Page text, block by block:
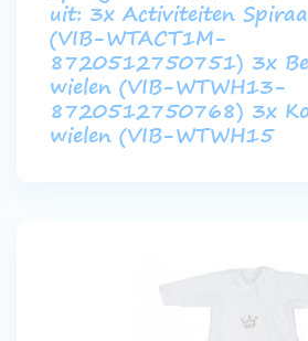
uit: 3x Activiteiten
(VIB-WTACT1M-
8720512750751) 3x
wielen (VIB-WTWH13-
8720512750768) 3x
wielen (VIB-WTWH15